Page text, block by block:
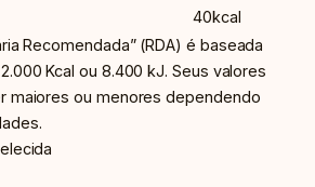
40kcal
Recomendada” (RDA) é baseada
Kcal ou 8.400 kJ. Seus valores
maiores ou menores dependendo